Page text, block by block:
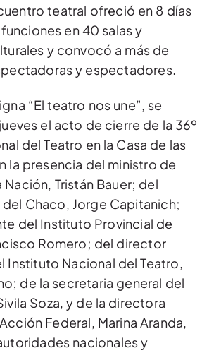
teatral ofreció en 8 días
en 40 salas y
y convocó a más de
y espectadores.
“El teatro nos une”, se
el acto de cierre de la 36º
del Teatro en la Casa de las
la presencia del ministro de
Nación, Tristán Bauer; del
Chaco, Jorge Capitanich;
del Instituto Provincial de
Romero; del director
Instituto Nacional del Teatro,
de la secretaria general del
Soza, y de la directora
Federal, Marina Aranda,
nacionales y